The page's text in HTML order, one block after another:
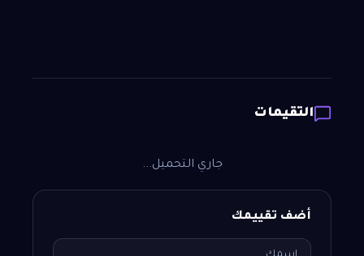
التقيمات
جاري التحميل...
أضف تقييمك